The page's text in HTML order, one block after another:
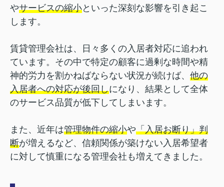
やサービスの縮小といった深刻な影響を引き起こ
します。
賃貸管理会社は、日々多くの入居者対応に追われ
ています。その中で特定の顧客に過剰な時間や精
神的労力を割かねばならない状況が続けば、 他の
入居者への対応が後回しになり、結果として全体
のサービス品質が低下してしまいます。
また、近年は管理物件の縮小や「入居お断り」判
断が増えるなど、信頼関係が築けない入居希望者
に対して慎重になる管理会社も増えてきました。